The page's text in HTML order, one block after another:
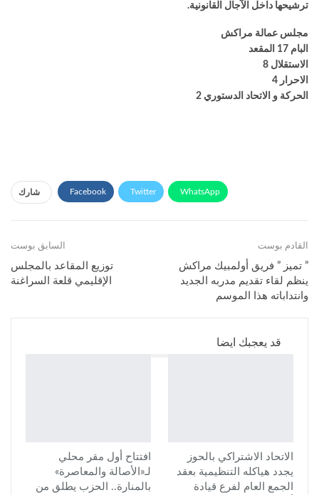
ترشيحها داخل الآجال القانونية.
مجلس عمالة مراكش
البام 17 المقعد
الاستقلال 8
الاحرار 4
الحركة و الاتحاد الدستوري 2
شارك Facebook Twitter WhatsApp
Viber
السابق بوست
توزيع المقاعد بالمجلس
الإقليمي قلعة السراغنة
القادم بوست
” تميز ” فريق أولمبيك مراكش
ينظم لقاء تقديم مدربه الجديد
وانتداباته هذا الموسم
قد يعجبك ايضا
افتتاح أول مقر محلي
لـ«الأصالة والمعاصرة»
بالمنارة.. الحزب يطلق من
الاتحاد الاشتراكي بالحوز
يجدد هياكله التنظيمية بعقد
الجمع العام لفرع قيادة